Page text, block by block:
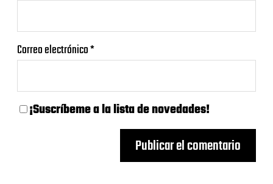
Correo electrónico*
¡Suscríbeme a la lista de novedades!